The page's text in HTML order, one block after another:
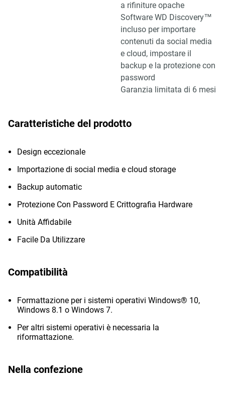
a rifiniture opache
Software WD Discovery™
incluso per importare
contenuti da social media
e cloud, impostare il
backup e la protezione con
password
Garanzia limitata di 6 mesi
Caratteristiche del prodotto
Design eccezionale
Importazione di social media e cloud storage
Backup automatic
Protezione Con Password E Crittografia Hardware
Unità Affidabile
Facile Da Utilizzare
Compatibilità
Formattazione per i sistemi operativi Windows® 10,
Windows 8.1 o Windows 7.
Per altri sistemi operativi è necessaria la
riformattazione.
Nella confezione